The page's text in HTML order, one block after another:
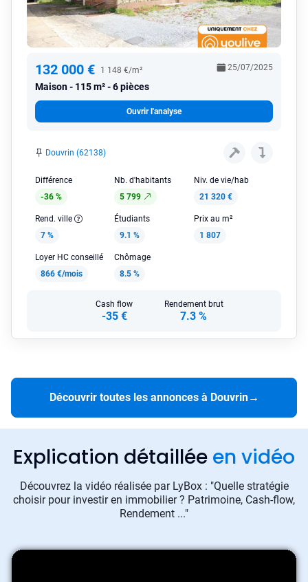
132 000 € 1 148 €/m²
Maison 115 m² - 6 pièces
25/07/2025
Ouvrir l'analyse
Douvrin (62138)
Différence
-36 %
Nb. d'habitants
5 799
Niv. de vie/hab
21 320 €
Rend. ville
7 %
Étudiants
9.1 %
Prix au m²
1 807
Loyer HC conseillé
866 €/mois
Chômage
8.5 %
Cash flow
-35 €
Rendement brut
7.3 %
Découvrir toutes les annonces à Douvrin→
Explication détaillée en vidéo
Découvrez la vidéo réalisée par LyBox : "Quelle stratégie
choisir pour investir en immobilier ? Patrimoine, Cash-flow,
Rendement ..."